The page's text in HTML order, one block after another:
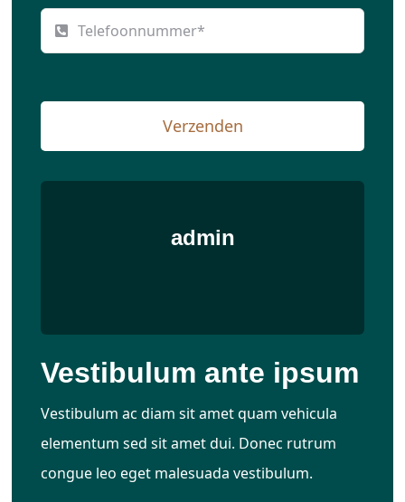
Verzenden
admin
Vestibulum ante ipsum
Vestibulum ac diam sit amet quam vehicula
elementum sed sit amet dui. Donec rutrum
congue leo eget malesuada vestibulum.